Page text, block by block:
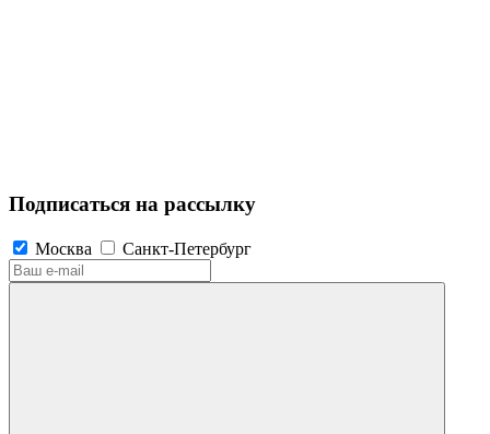
Подписаться на рассылку
Москва Санкт-Петербург